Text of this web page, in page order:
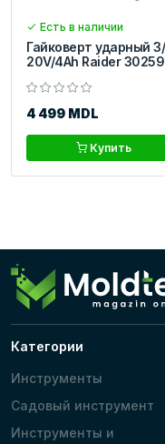
Есть в наличии
Гайковерт ударный
20V/4Ah Raider 30259
4 499 MDL
Купить
Категории
Инструменты
Садовый инструмент
Инструменты и